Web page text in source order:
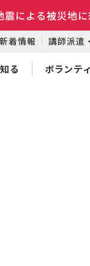
震による被災地
新着情報 講師派遣
る ボランテ